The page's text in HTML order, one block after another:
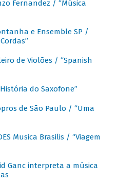
Fernandez / “Música
e Ensemble SP /
de Violões / “Spanish
do Saxofone”
de São Paulo / “Uma
Musica Brasilis / “Viagem
Ganc interpreta a música